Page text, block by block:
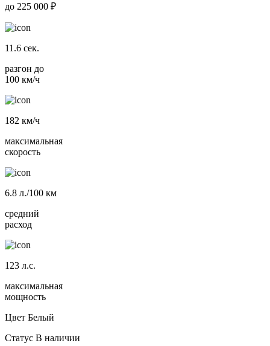
до 225 000 ₽
11.6 сек.
разгон до
100 км/ч
182 км/ч
максимальная
скорость
6.8 л./100 км
средний
расход
123 л.с.
максимальная
мощность
Цвет Белый
Статус В наличии